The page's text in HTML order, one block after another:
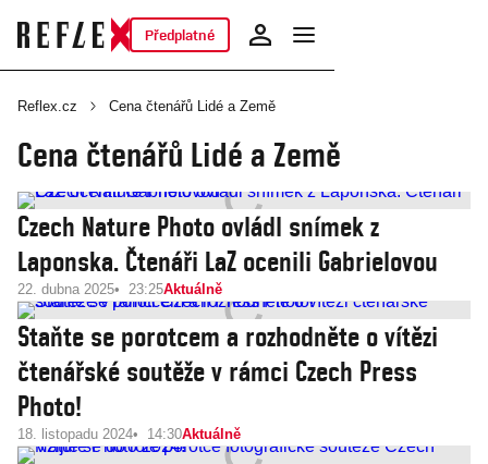
Předplatné
Reflex.cz Cena čtenářů Lidé a Země
Cena čtenářů Lidé a Země
Czech Nature Photo ovládl snímek z
Laponska. Čtenáři LaZ ocenili Gabrielovou
22. dubna 2025 23:25Aktuálně
Staňte se porotcem a rozhodněte o vítězi
čtenářské soutěže v rámci Czech Press
Photo!
18. listopadu 2024 14:30Aktuálně